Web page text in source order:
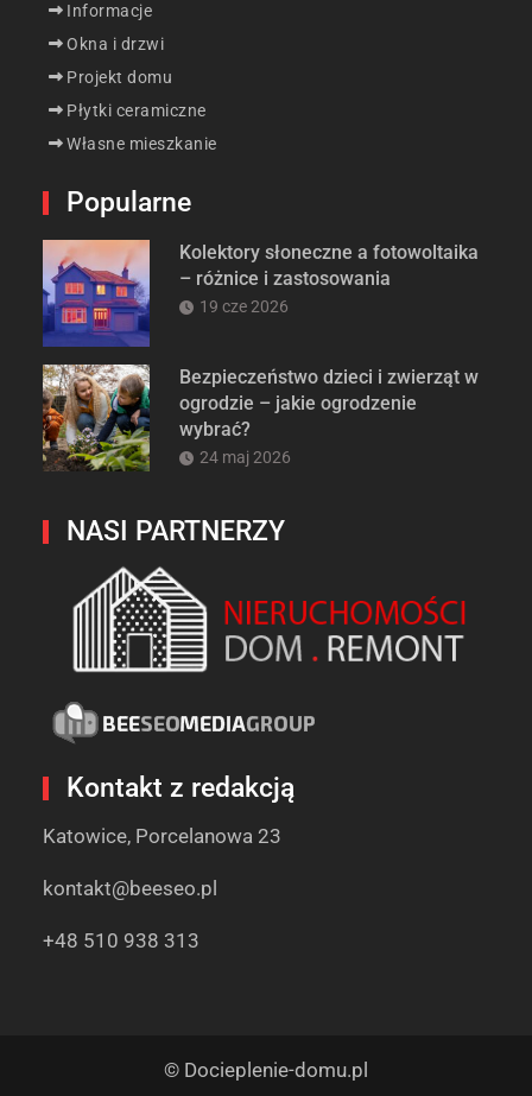
Informacje
Okna i drzwi
Projekt domu
Płytki ceramiczne
Własne mieszkanie
Popularne
Kolektory słoneczne a fotowoltaika
– różnice i zastosowania
19 cze 2026
Bezpieczeństwo dzieci i zwierząt w
ogrodzie – jakie ogrodzenie
wybrać?
24 maj 2026
NASI PARTNERZY
Kontakt z redakcją
Katowice, Porcelanowa 23
kontakt@beeseo.pl
+48 510 938 313
© Docieplenie-domu.pl